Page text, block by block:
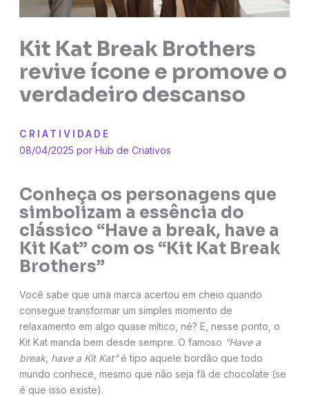
Kit Kat Break Brothers
revive ícone e promove o
verdadeiro descanso
CRIATIVIDADE
08/04/2025 por Hub de Criativos
Conheça os personagens que
simbolizam a essência do
clássico “Have a break, have a
Kit Kat” com os “Kit Kat Break
Brothers”
Você sabe que uma marca acertou em cheio quando
consegue transformar um simples momento de
relaxamento em algo quase mítico, né? E, nesse ponto, o
Kit Kat manda bem desde sempre. O famoso “Have a
break, have a Kit Kat”é tipo aquele bordão que todo
mundo conhece, mesmo que não seja fã de chocolate (se
é que isso existe).